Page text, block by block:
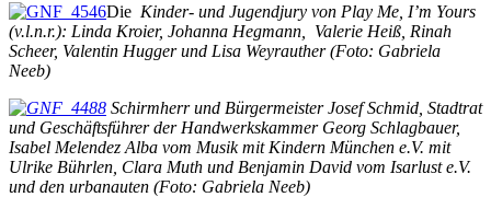
Die Kinder- und Jugendjury von Play Me, I’m Yours
(v.l.n.r.): Linda Kroier, Johanna Hegmann, Valerie Heiß, Rinah
Scheer, Valentin Hugger und Lisa Weyrauther (Foto: Gabriela
Neeb)
Schirmherr und Bürgermeister Josef Schmid, Stadtrat
und Geschäftsführer der Handwerkskammer Georg Schlagbauer,
Isabel Melendez Alba vom Musik mit Kindern München e.V. mit
Ulrike Bührlen, Clara Muth und Benjamin David vom Isarlust e.V.
und den urbanauten (Foto: Gabriela Neeb)